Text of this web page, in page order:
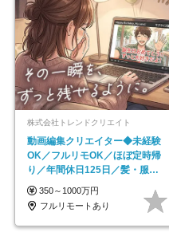
株式会社トレンドクリエイト
動画編集クリエイター◆未経験
OK／フルリモOK／ほぼ定時帰
り／年間休日125日／髪・服・
ネイル自由／副業OK
350～1000万円
フルリモートあり